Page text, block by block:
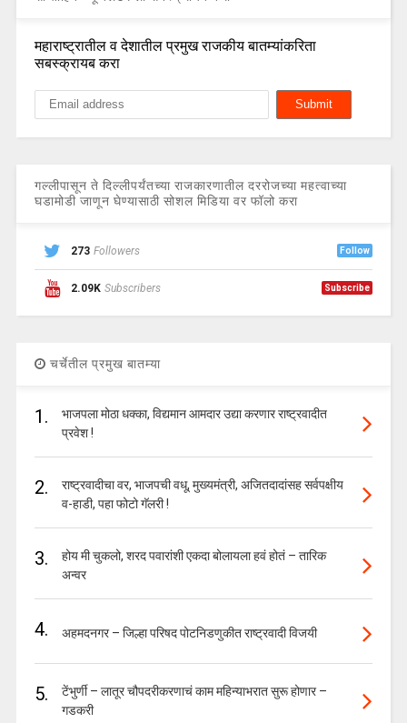
महाराष्ट्रातील व देशातील प्रमुख राजकीय बातम्यांकरिता
सबस्क्रायब करा
गल्लीपासून ते दिल्लीपर्यंतच्या राजकारणातील दररोजच्या महत्वाच्या
घडामोडी जाणून घेण्यासाठी सोशल मिडिया वर फॉलो करा
273 Followers Follow
2.09K Subscribers Subscribe
चर्चेतील प्रमुख बातम्या
1.
भाजपला मोठा धक्का, विद्यमान आमदार उद्या करणार राष्ट्रवादीत
प्रवेश !
2.
राष्ट्रवादीचा वर, भाजपची वधू, मुख्यमंत्री, अजितदादांसह सर्वपक्षीय
व-हाडी, पहा फोटो गॅलरी !
3.
होय मी चुकलो, शरद पवारांशी एकदा बोलायला हवं होतं – तारिक
अन्वर
4. अहमदनगर – जिल्हा परिषद पोटनिडणुकीत राष्ट्रवादी विजयी
5.
टेंभुर्णी – लातूर चौपदरीकरणाचं काम महिन्याभरात सुरू होणार –
गडकरी